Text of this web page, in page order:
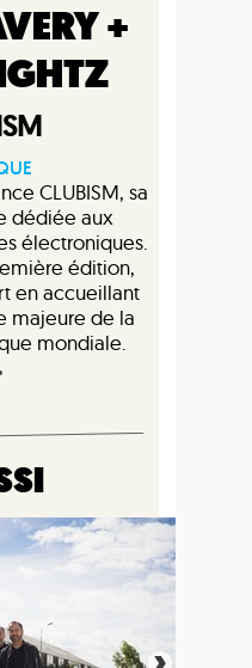
+
CLUBISM, sa
dédiée aux
électroniques.
édition,
en accueillant
majeure de la
mondiale.